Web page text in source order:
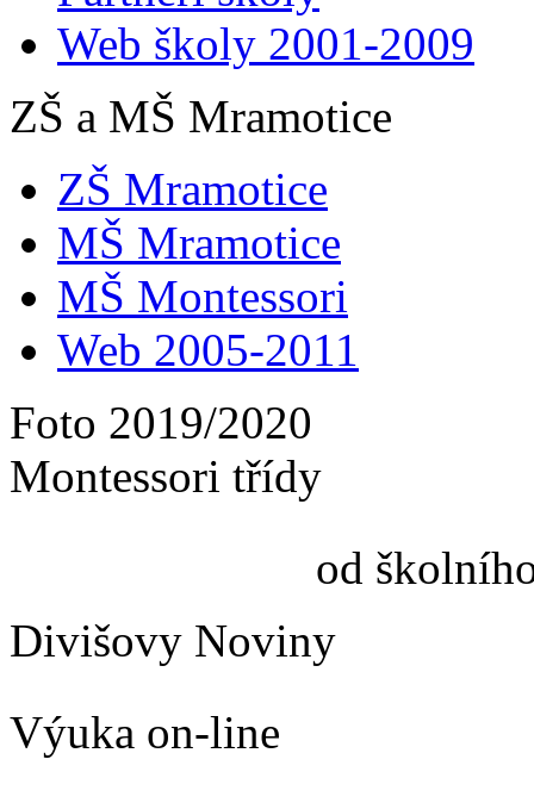
Web školy 2001-2009
ZŠ a MŠ Mramotice
ZŠ Mramotice
MŠ Mramotice
MŠ Montessori
Web 2005-2011
Foto 2019/2020
Montessori třídy
od
Divišovy Noviny
Výuka on-line